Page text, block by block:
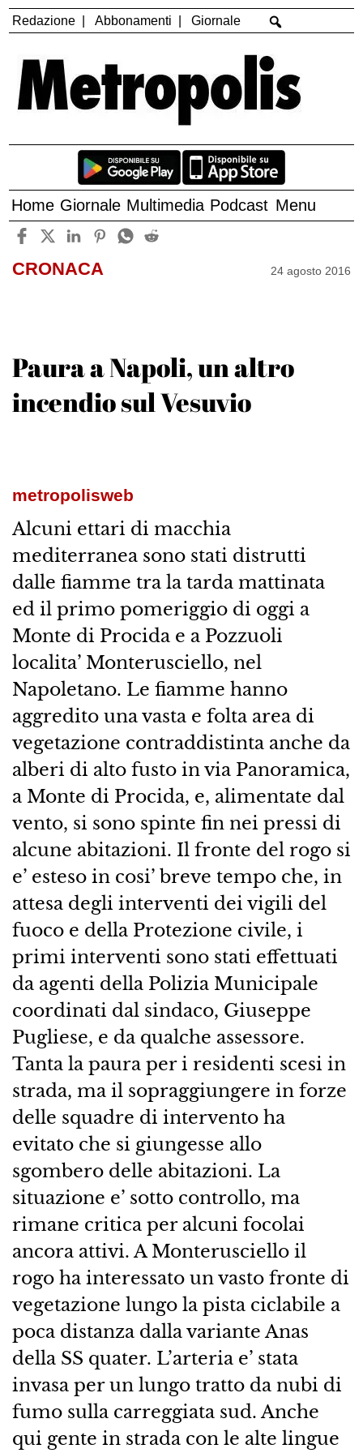
Redazione Abbonamenti Giornale
Home Giornale Multimedia Podcast Menu
CRONACA 24 agosto 2016
Paura a Napoli, un altro
incendio sul Vesuvio
metropolisweb
Alcuni ettari di macchia
mediterranea sono stati distrutti
dalle fiamme tra la tarda mattinata
ed il primo pomeriggio di oggi a
Monte di Procida e a Pozzuoli
localita’ Monterusciello, nel
Napoletano. Le fiamme hanno
aggredito una vasta e folta area di
vegetazione contraddistinta anche da
alberi di alto fusto in via Panoramica,
a Monte di Procida, e, alimentate dal
vento, si sono spinte fin nei pressi di
alcune abitazioni. Il fronte del rogo si
e’ esteso in cosi’ breve tempo che, in
attesa degli interventi dei vigili del
fuoco e della Protezione civile, i
primi interventi sono stati effettuati
da agenti della Polizia Municipale
coordinati dal sindaco, Giuseppe
Pugliese, e da qualche assessore.
Tanta la paura per i residenti scesi in
strada, ma il sopraggiungere in forze
delle squadre di intervento ha
evitato che si giungesse allo
sgombero delle abitazioni. La
situazione e’ sotto controllo, ma
rimane critica per alcuni focolai
ancora attivi. A Monterusciello il
rogo ha interessato un vasto fronte di
vegetazione lungo la pista ciclabile a
poca distanza dalla variante Anas
della SS quater. L’arteria e’ stata
invasa per un lungo tratto da nubi di
fumo sulla carreggiata sud. Anche
qui gente in strada con le alte lingue